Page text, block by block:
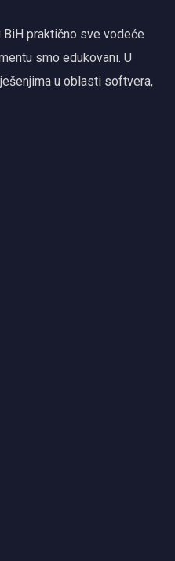
BiH praktično sve vodeće
smo edukovani. U
u oblasti softvera,